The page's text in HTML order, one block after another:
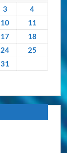
3
4
10
11
17
18
24
25
31